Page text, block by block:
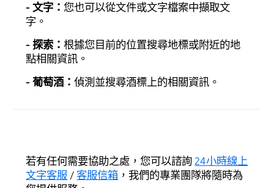
- 文字：您也可以從文件或文字檔案中擷取文
字。
- 探索：根據您目前的位置搜尋地標或附近的地
點相關資訊。
- 葡萄酒：偵測並搜尋酒標上的相關資訊。
若有任何需要協助之處，您可以諮詢24小時線上
文字客服 / 客服信箱 ，我們的專業團隊將隨時為